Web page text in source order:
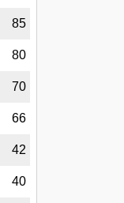
85
80
70
66
42
40